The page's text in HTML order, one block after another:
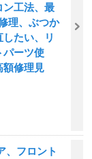
ン工法、最
理、ぶつか
たい、リ
パーツ使
額修理見
フロント